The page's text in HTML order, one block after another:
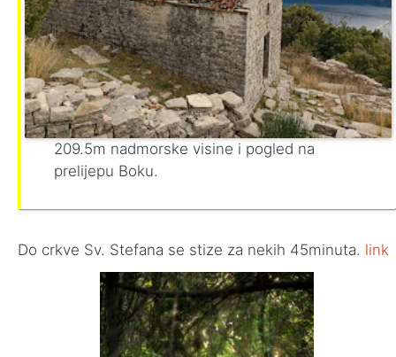
209.5m nadmorske visine i pogled na
prelijepu Boku.
Do crkve Sv. Stefana se stize za nekih 45minuta. link